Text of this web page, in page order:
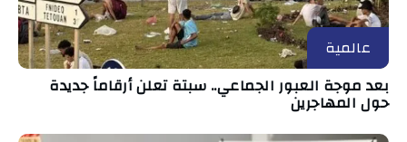
عالمية
بعد موجة العبور الجماعي.. سبتة تعلن أرقاماً جديدة
حول المهاجرين